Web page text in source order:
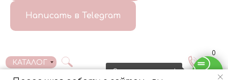
Свяжитесь с нами!
Написать в Telegram
ДОСТАВКА/
0
КАТАЛОГ